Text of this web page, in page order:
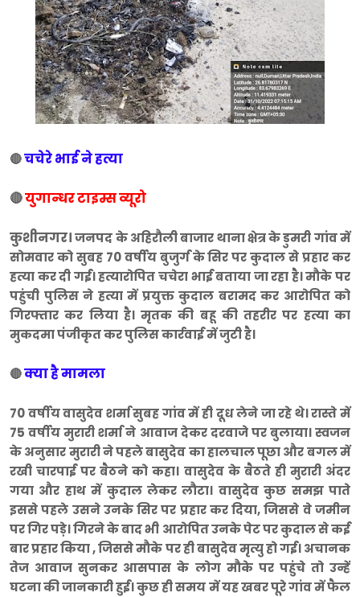
🔴चचेरे भाई ने हत्या
🔴युगान्धर टाइम्स व्यूरो
कुशीनगर।जनपद के अहिरौली बाजार थाना क्षेत्र के डुमरी गांव में
सोमवार को सुबह 70 वर्षीय बुजुर्ग के सिर पर कुदाल से प्रहार कर
हत्या कर दी गई। हत्यारोपित चचेरा भाई बताया जा रहा है। मौके पर
पहुंची पुलिस ने हत्या में प्रयुक्त कुदाल बरामद कर आरोपित को
गिरफ्तार कर लिया है। मृतक की बहू की तहरीर पर हत्या का
मुकदमा पंजीकृत कर पुलिस कार्रवाई में जुटी है।
🔴क्या है मामला
70 वर्षीय वासुदेव शर्मा सुबह गांव में ही दूध लेने जा रहे थे। रास्ते में
75 वर्षीय मुरारी शर्मा ने आवाज देकर दरवाजे पर बुलाया। स्वजन
के अनुसार मुरारी ने पहले बासुदेव का हालचाल पूछा और बगल में
रखी चारपाई पर बैठने को कहा। वासुदेव के बैठते ही मुरारी अंदर
गया और हाथ में कुदाल लेकर लौटा। वासुदेव कुछ समझ पाते
इससे पहले उसने उनके सिर पर प्रहार कर दिया, जिससे वे जमीन
पर गिर पड़े। गिरने के बाद भी आरोपित उनके पेट पर कुदाल से कई
बार प्रहार किया , जिससे मौके पर ही बासुदेव मृत्यु हो गई। अचानक
तेज आवाज सुनकर आसपास के लोग मौके पर पहुंचे तो उन्हें
घटना की जानकारी हुई। कुछ ही समय में यह खबर पूरे गांव में फैल